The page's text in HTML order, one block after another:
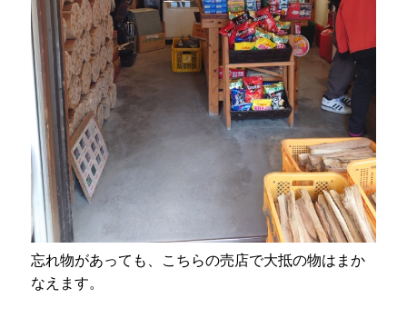
忘れ物があっても、こちらの売店で大抵の物はまか
なえます。